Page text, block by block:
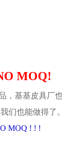
MOQ!
，基基皮具厂
们也能做得了
MOQ ! ! !